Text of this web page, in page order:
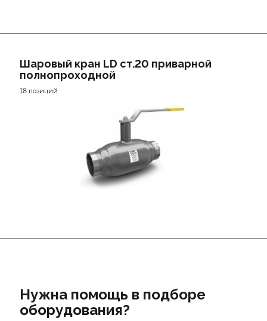
Шаровый кран LD ст.20 приварной
полнопроходной
18 позиций
Нужна помощь в подборе
оборудования?